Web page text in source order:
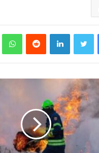
فیس بوک توییتر لینکدین‫رددیت